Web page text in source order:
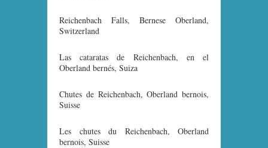
Reichenbach Falls, Bernese Oberland,
Switzerland
Las cataratas de Reichenbach, en el
Oberland bernés, Suiza
Chutes de Reichenbach, Oberland bernois,
Suisse
Les chutes du Reichenbach, Oberland
bernois, Suisse